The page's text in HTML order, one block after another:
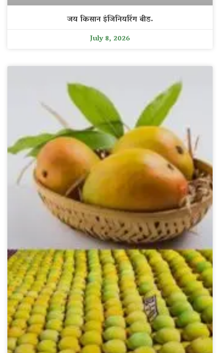
जय किसान इंजिनियरिंग बीड.
July 8, 2026